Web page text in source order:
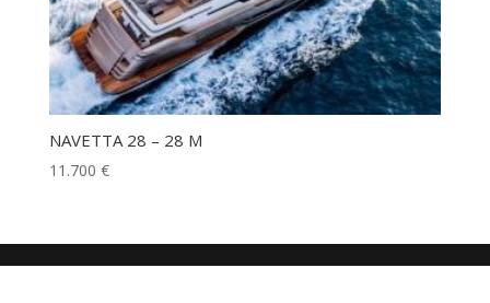
NAVETTA 28 – 28 M
11.700 €